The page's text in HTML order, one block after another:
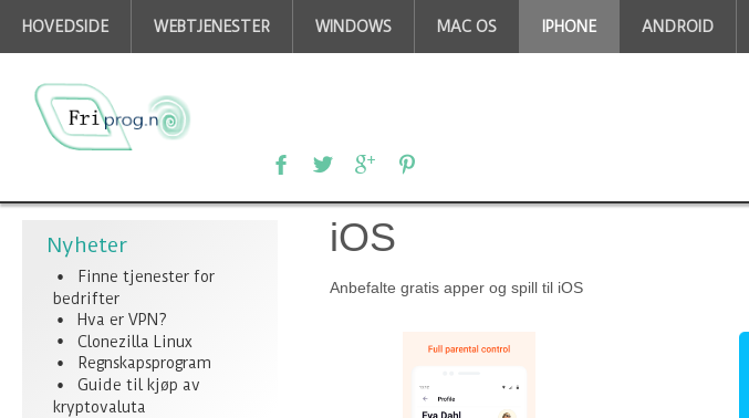
HOVEDSIDE WEBTJENESTER WINDOWS MAC OS IPHONE ANDROID
Nyheter
Finne tjenester for
bedrifter
Hva er VPN?
Clonezilla Linux
Regnskapsprogram
Guide til kjøp av
kryptovaluta
iOS
Anbefalte gratis apper og spill til iOS